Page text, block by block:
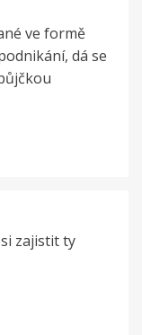
ve formě
dá se
zajistit ty